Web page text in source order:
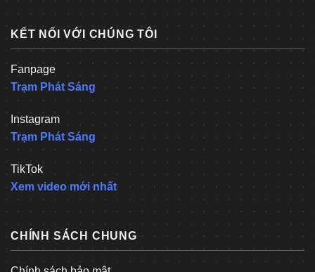
KẾT NỐI VỚI CHÚNG TÔI
Fanpage
Trạm Phát Sáng
Instagram
Trạm Phát Sáng
TikTok
Xem video mới nhất
CHÍNH SÁCH CHUNG